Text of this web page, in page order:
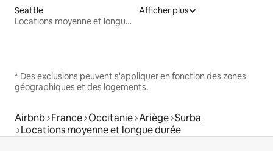
Seattle
Locations moyenne et longue durée
Afficher plus
* Des exclusions peuvent s'appliquer en fonction des zones
géographiques et des logements.
Airbnb France Occitanie Ariège Surba
Locations moyenne et longue durée